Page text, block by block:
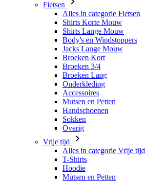
Fietsen
Alles in categorie Fietsen
Shirts Korte Mouw
Shirts Lange Mouw
Body's en Windstoppers
Jacks Lange Mouw
Broeken Kort
Broeken 3/4
Broeken Lang
Onderkleding
Accessoires
Mutsen en Petten
Handschoenen
Sokken
Overig
Vrije tijd
Alles in categorie Vrije tijd
T-Shirts
Hoodie
Mutsen en Petten